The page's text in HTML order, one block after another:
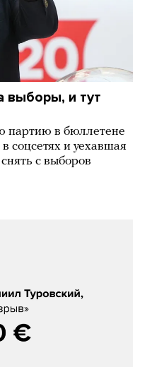
выборы, и тут
партию в бюллетене
соцсетях и уехавшая
с выборов